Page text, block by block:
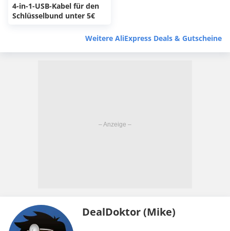
4-in-1-USB-Kabel für den
Schlüsselbund unter 5€
Weitere AliExpress Deals & Gutscheine
DealDoktor (Mike)